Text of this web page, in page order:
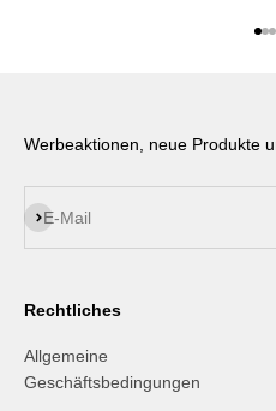
Werbeaktionen, neue Produkte
E-Mail
Abonnieren
Rechtliches
Allgemeine
Geschäftsbedingungen